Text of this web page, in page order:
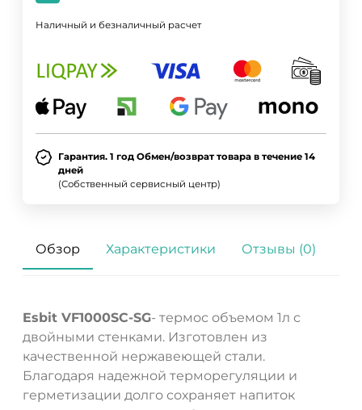
Наличный и безналичный расчет
Гарантия. 1 год Обмен/возврат товара в течение 14
дней
(Собственный сервисный центр)
Обзор Характеристики Отзывы (0)
Esbit VF1000SC-SG- термос объемом 1л с
двойными стенками. Изготовлен из
качественной нержавеющей стали.
Благодаря надежной терморегуляции и
герметизации долго сохраняет напиток